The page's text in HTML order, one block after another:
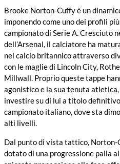
Brooke Norton-Cuffy è un
imponendo come uno dei profili
campionato di Serie A. Cresciuto
dell’Arsenal, il calciatore ha
nel calcio britannico attraverso
con le maglie di Lincoln City,
Millwall. Proprio queste tappe
agonistico e la sua tenuta
investire su di lui a titolo
campionato italiano, dove sta
alti livelli.
Dal punto di vista tattico, Norton-
dotato di una progressione palla